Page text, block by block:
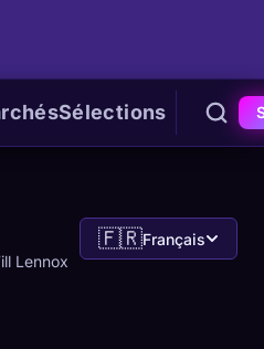
Sélections
Lennox
🇫🇷Français